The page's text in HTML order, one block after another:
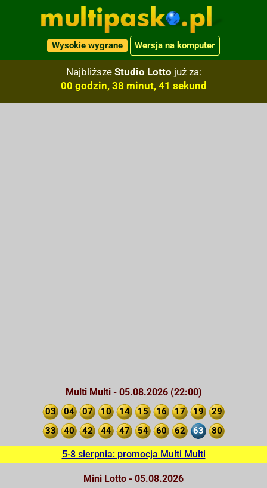
Wysokie wygrane Wersja na komputer
Najbliższe Studio Lotto już za:
00 godzin, 38 minut, 40 sekund
Multi Multi - 05.08.2026 (22:00)
03 04 07 10 14 15 16 17 19
29
33
40 42 44 47 54 60 62 63 80
5-8 sierpnia: promocja Multi Multi
Mini Lotto - 05.08.2026